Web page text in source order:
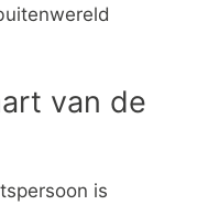
van de
is